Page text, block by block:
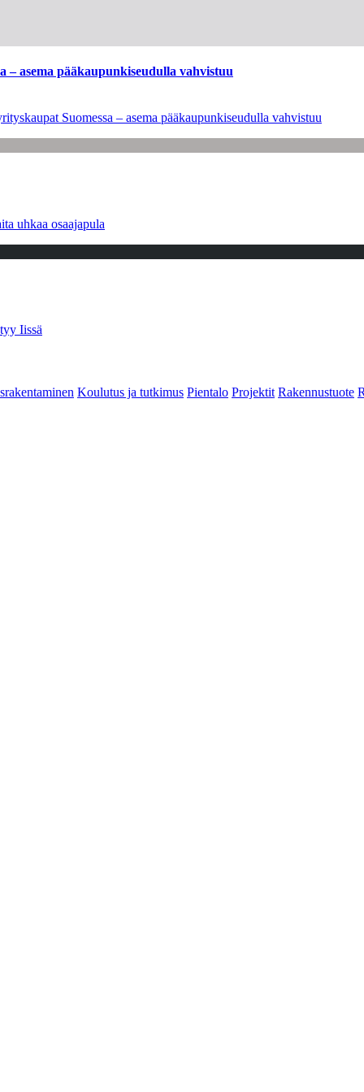
– asema pääkaupunkiseudulla vahvistuu
Suomessa – asema pääkaupunkiseudulla vahvistuu
uhkaa osaajapula
Iissä
Koulutus ja tutkimus Pientalo Projektit Rakennustuote